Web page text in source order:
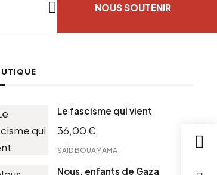
NOUS SOUTENIR
Le fascisme qui vient
36,00€
SAÏD BOUAMAMA
Nous, enfants de Gaza